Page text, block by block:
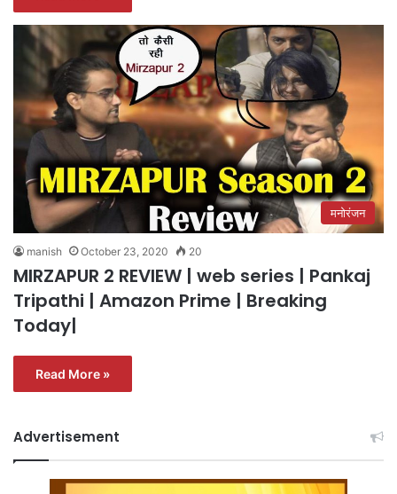
मनोरंजन
manish October 23, 2020 20
MIRZAPUR 2 REVIEW | web series | Pankaj
Tripathi | Amazon Prime | Breaking
Today|
Read More »
Advertisement